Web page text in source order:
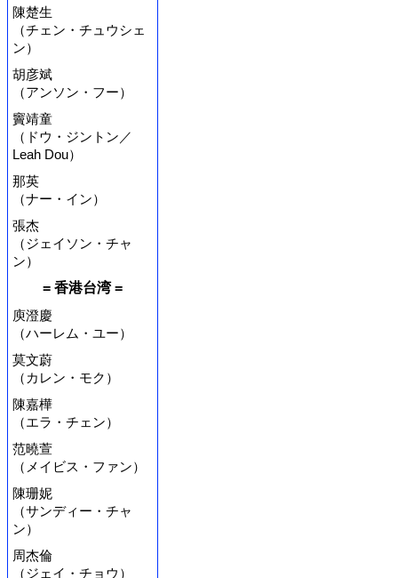
陳楚生
（チェン・チュウシェ
ン）
胡彦斌
（アンソン・フー）
竇靖童
（ドウ・ジントン／
Leah Dou）
那英
（ナー・イン）
張杰
（ジェイソン・チャ
ン）
= 香港台湾 =
庾澄慶
（ハーレム・ユー）
莫文蔚
（カレン・モク）
陳嘉樺
（エラ・チェン）
范曉萱
（メイビス・ファン）
陳珊妮
（サンディー・チャ
ン）
周杰倫
（ジェイ・チョウ）